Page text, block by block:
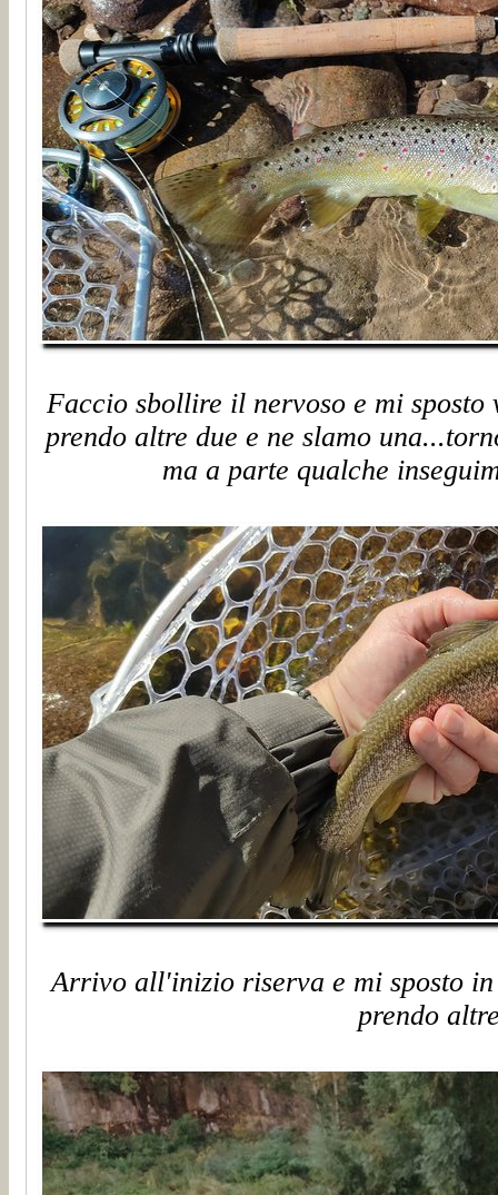
Faccio sbollire il nervoso e mi sposto
prendo altre due e ne slamo
ma a parte qualche
Arrivo all'inizio riserva e mi sposto
prendo